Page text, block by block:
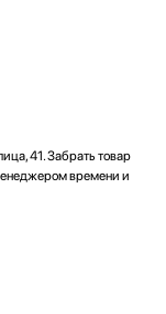
41. Забрать товар
времени и